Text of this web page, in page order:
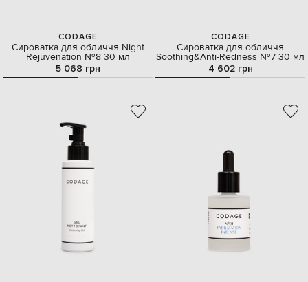
CODAGE
Сироватка для обличчя Night
Rejuvenation №8 30 мл
5 068 грн
CODAGE
Сироватка для обличчя
Soothing&Anti-Redness №7 30 мл
4 602 грн